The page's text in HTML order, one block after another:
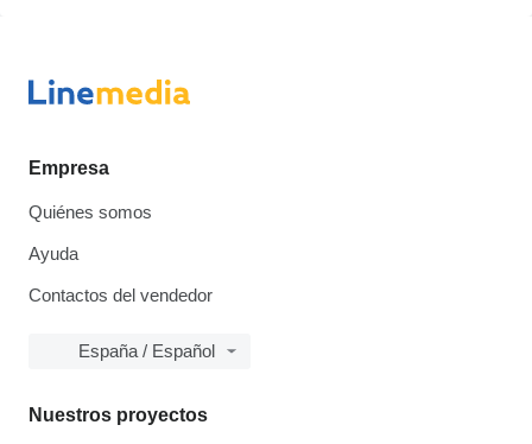
Empresa
Quiénes somos
Ayuda
Contactos del vendedor
España / Español
Nuestros proyectos